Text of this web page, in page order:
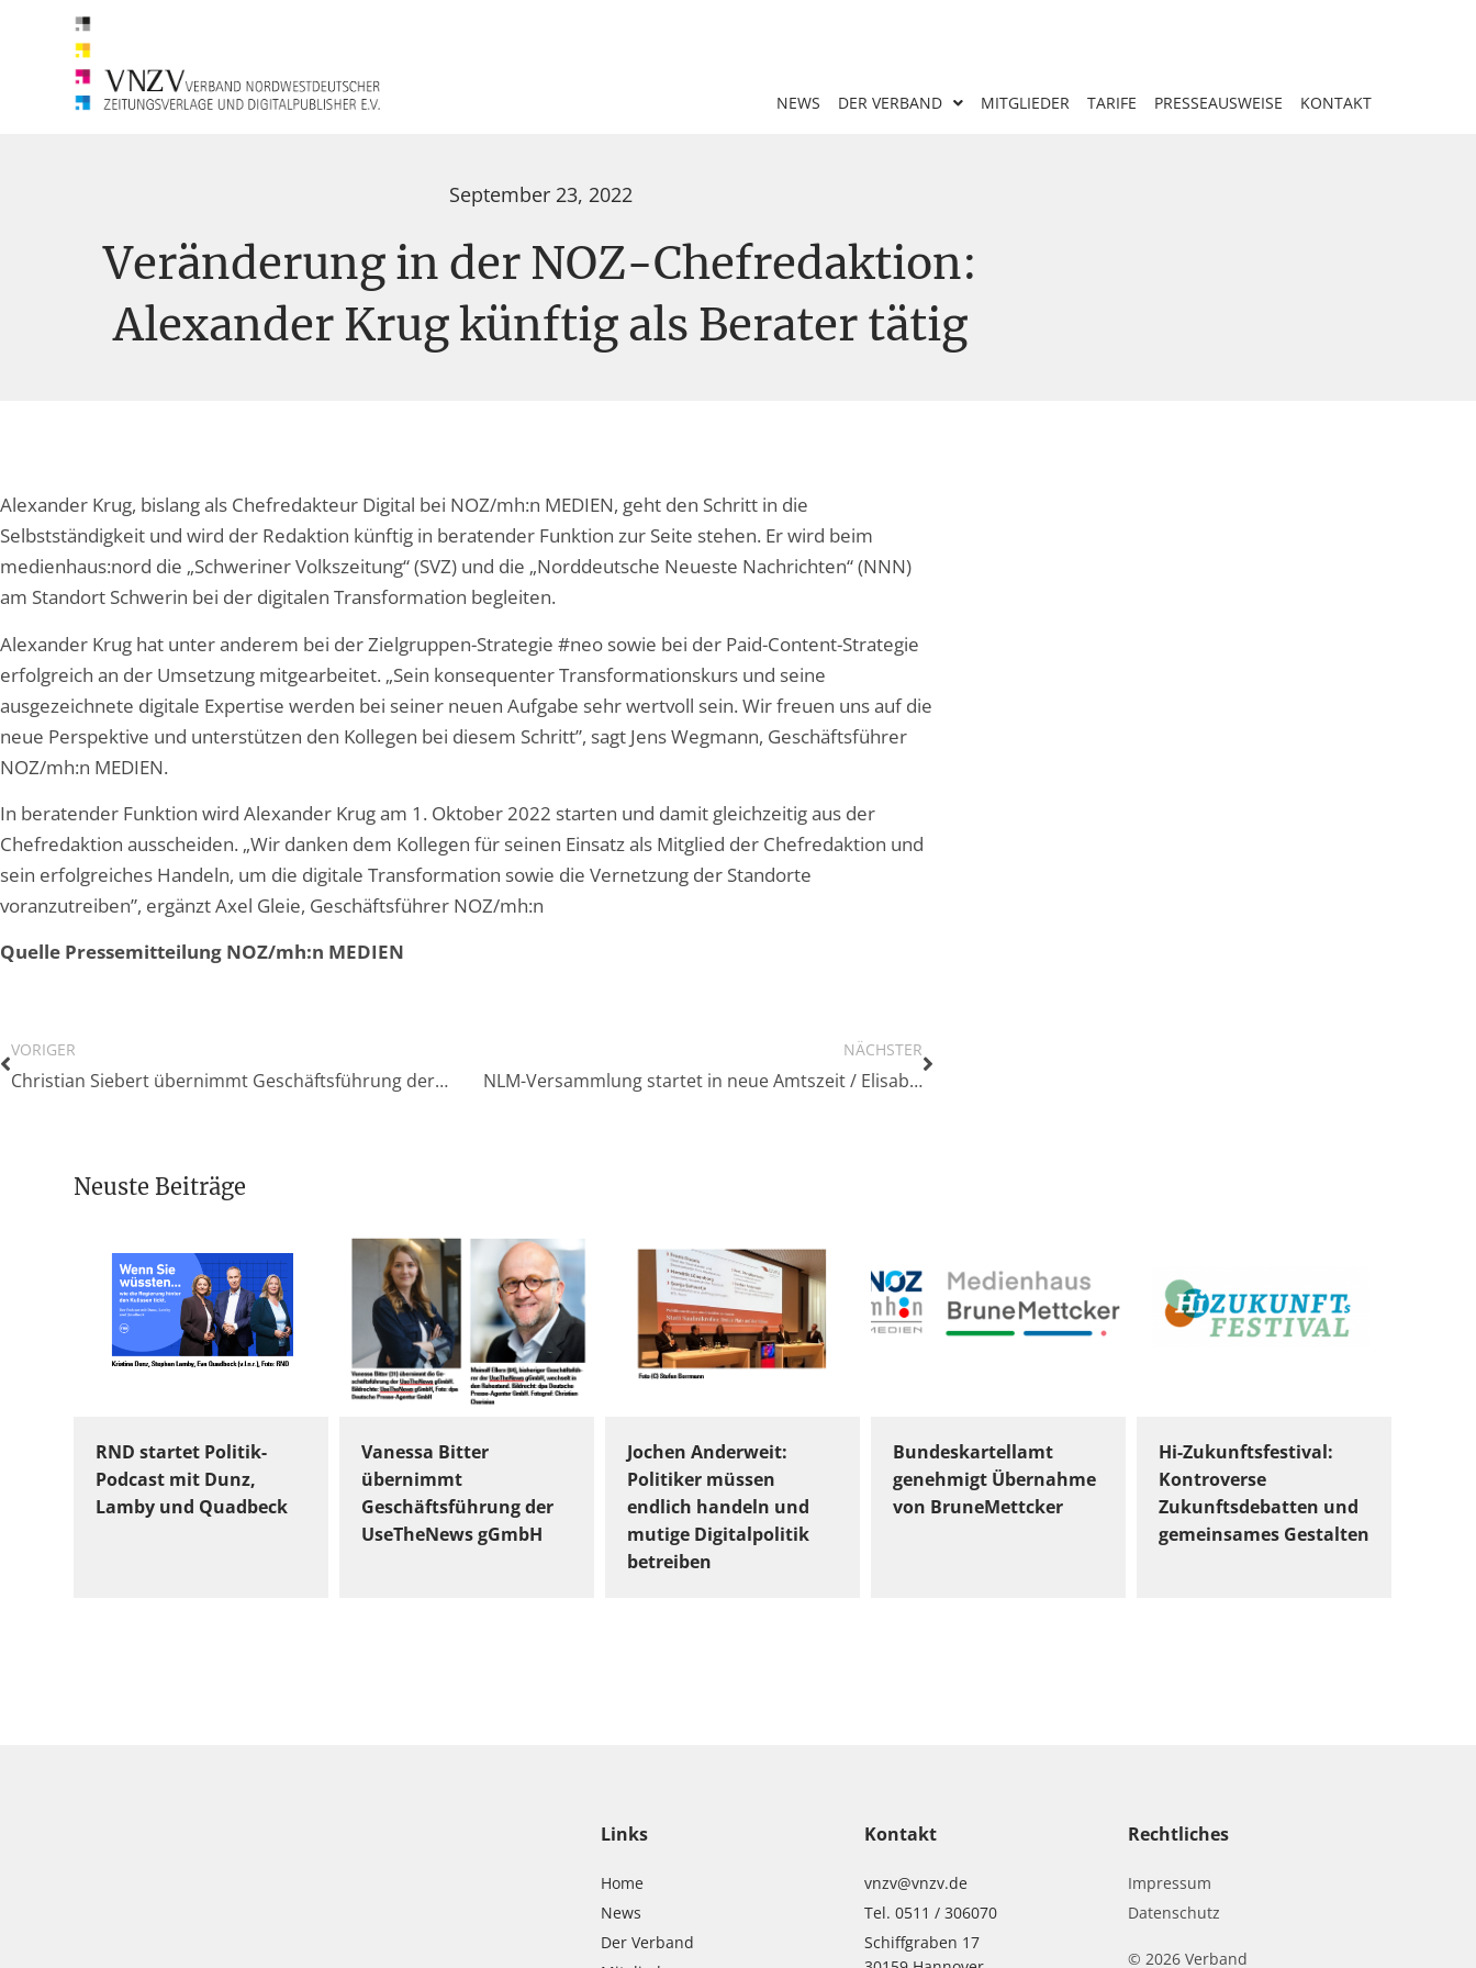
NEWS DER VERBAND MITGLIEDER TARIFE PRESSEAUSWEISE KONTAKT
September 23, 2022
Veränderung in der NOZ-Chefredaktion:
Alexander Krug künftig als Berater tätig
Alexander Krug, bislang als Chefredakteur Digital bei NOZ/mh:n MEDIEN, geht den Schritt in die
Selbstständigkeit und wird der Redaktion künftig in beratender Funktion zur Seite stehen. Er wird beim
medienhaus:nord die „Schweriner Volkszeitung“ (SVZ) und die „Norddeutsche Neueste Nachrichten“ (NNN)
am Standort Schwerin bei der digitalen Transformation begleiten.
Alexander Krug hat unter anderem bei der Zielgruppen-Strategie #neo sowie bei der Paid-Content-Strategie
erfolgreich an der Umsetzung mitgearbeitet. „Sein konsequenter Transformationskurs und seine
ausgezeichnete digitale Expertise werden bei seiner neuen Aufgabe sehr wertvoll sein. Wir freuen uns auf die
neue Perspektive und unterstützen den Kollegen bei diesem Schritt”, sagt Jens Wegmann, Geschäftsführer
NOZ/mh:n MEDIEN.
In beratender Funktion wird Alexander Krug am 1. Oktober 2022 starten und damit gleichzeitig aus der
Chefredaktion ausscheiden. „Wir danken dem Kollegen für seinen Einsatz als Mitglied der Chefredaktion und
sein erfolgreiches Handeln, um die digitale Transformation sowie die Vernetzung der Standorte
voranzutreiben”, ergänzt Axel Gleie, Geschäftsführer NOZ/mh:n
Quelle Pressemitteilung NOZ/mh:n MEDIEN
VORIGER
Christian Siebert übernimmt Geschäftsführung der Hamburger Regionalmedien von FUNKE
NÄCHSTER
NLM-Versammlung startet in neue Amtszeit / Elisabeth Harries als Vorsitzende wiedergewählt
Neuste Beiträge
RND startet Politik-
Podcast mit Dunz,
Lamby und Quadbeck
Vanessa Bitter
übernimmt
Geschäftsführung der
UseTheNews gGmbH
Jochen Anderweit:
Politiker müssen
endlich handeln und
mutige Digitalpolitik
betreiben
Bundeskartellamt
genehmigt Übernahme
von BruneMettcker
Hi-Zukunftsfestival:
Kontroverse
Zukunftsdebatten und
gemeinsames Gestalten
Links
Home
News
Der Verband
Kontakt
vnzv@vnzv.de
Tel. 0511 / 306070
Schiffgraben 17
Rechtliches
Impressum
Datenschutz
© 2026 Verband